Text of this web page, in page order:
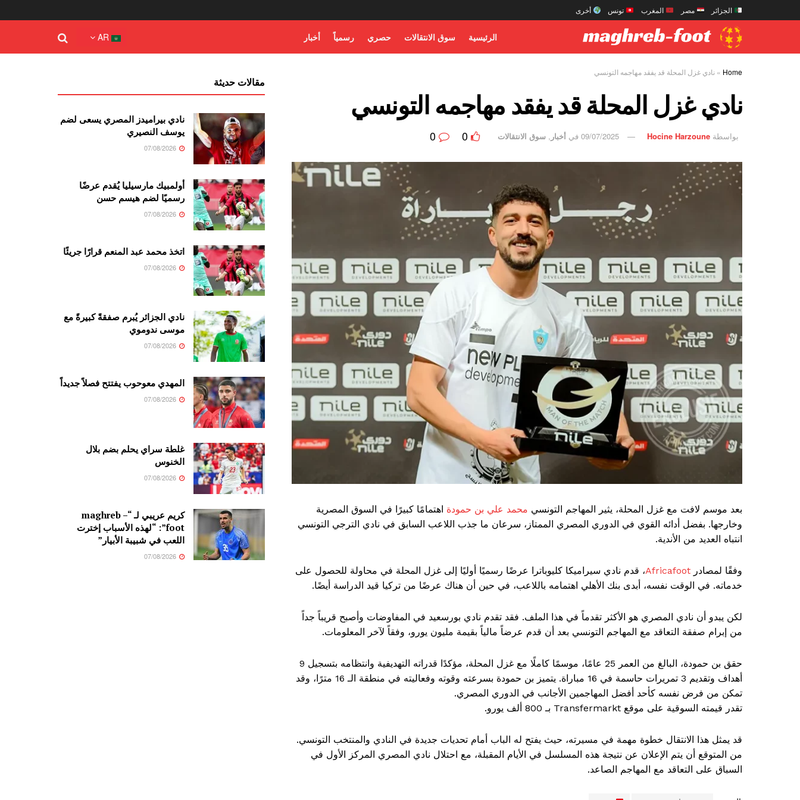
الجزائر مصر المغرب تونس أخرى
الرئيسية سوق الانتقالات حصري رسمياً أخبار AR
Home
» نادي غزل المحلة قد يفقد مهاجمه التونسي
نادي غزل المحلة قد يفقد مهاجمه التونسي
بواسطة Hocine Harzoune
09/07/2025 في أخبار , سوق الانتقالات 0
بعد موسم لافت مع غزل المحلة، يثير المهاجم التونسي محمد علي بن حمودة اهتمامًا كبيرًا في السوق المصرية
وخارجها. بفضل أدائه القوي في الدوري المصري الممتاز، سرعان ما جذب اللاعب السابق في نادي الترجي التونسي
انتباه العديد من الأندية.
وفقًا لمصادر Africafoot، قدم نادي سيراميكا كليوباترا عرضًا رسميًا أوليًا إلى غزل المحلة في محاولة للحصول على
خدماته. في الوقت نفسه، أبدى بنك الأهلي اهتمامه باللاعب، في حين أن هناك عرضًا من تركيا قيد الدراسة أيضًا.
لكن يبدو أن نادي المصري هو الأكثر تقدماً في هذا الملف. فقد تقدم نادي بورسعيد في المفاوضات وأصبح قريباً جداً
من إبرام صفقة التعاقد مع المهاجم التونسي بعد أن قدم عرضاً مالياً بقيمة مليون يورو، وفقاً لآخر المعلومات.
حقق بن حمودة، البالغ من العمر 25 عامًا، موسمًا كاملًا مع غزل المحلة، مؤكدًا قدراته التهديفية وانتظامه بتسجيل 9
أهداف وتقديم 3 تمريرات حاسمة في 16 مباراة. يتميز بن حمودة بسرعته وقوته وفعاليته في منطقة الـ 16 مترًا، وقد
تمكن من فرض نفسه كأحد أفضل المهاجمين الأجانب في الدوري المصري.
تقدر قيمته السوقية على موقع Transfermarkt بـ 800 ألف يورو.
قد يمثل هذا الانتقال خطوة مهمة في مسيرته، حيث يفتح له الباب أمام تحديات جديدة في النادي والمنتخب التونسي.
من المتوقع أن يتم الإعلان عن نتيجة هذه المسلسل في الأيام المقبلة، مع احتلال نادي المصري المركز الأول في
السباق على التعاقد مع المهاجم الصاعد.
مقالات حديثة
نادي بيراميدز المصري يسعى لضم
يوسف النصيري
أولمبيك مارسيليا يُقدم عرضًا
رسميًا لضم هيسم حسن
اتخذ محمد عبد المنعم قرارًا جريئًا
نادي الجزائر يُبرم صفقةً كبيرةً مع
موسى ندوموي
المهدي معوحوب يفتتح فصلاً جديداً
غلطة سراي يحلم بضم بلال
الخنوس
كريم عريبي لـ “maghreb –
foot”: “لهذه الأسباب إخترت
اللعب في شبيبة الأبيار”